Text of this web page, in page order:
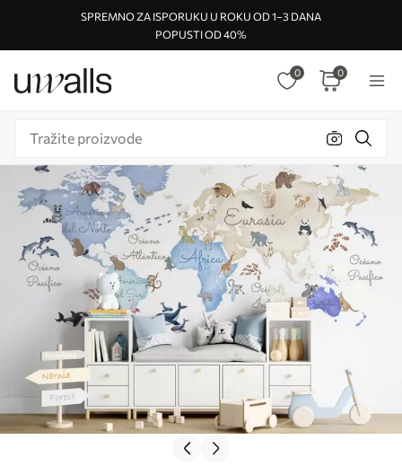
SPREMNO ZA ISPORUKU U ROKU OD 1–3 DANA
POPUSTI OD 40%
0 0